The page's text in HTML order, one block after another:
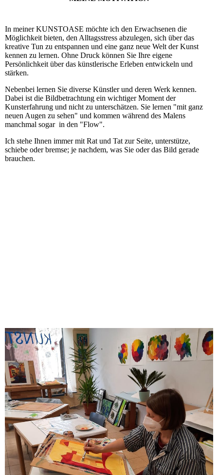
In meiner KUNSTOASE möchte ich den Erwachsenen die
Möglichkeit bieten, den Alltagsstress abzulegen, sich über das
kreative Tun zu entspannen und eine ganz neue Welt der Kunst
kennen zu lernen. Ohne Druck können Sie Ihre eigene
Persönlichkeit über das künstlerische Erleben entwickeln und
stärken.
Nebenbei lernen Sie diverse Künstler und deren Werk kennen.
Dabei ist die Bildbetrachtung ein wichtiger Moment der
Kunsterfahrung und nicht zu unterschätzen. Sie lernen "mit ganz
neuen Augen zu sehen" und kommen während des Malens
manchmal sogar in den "Flow".
Ich stehe Ihnen immer mit Rat und Tat zur Seite, unterstütze,
schiebe oder bremse; je nachdem, was Sie oder das Bild gerade
brauchen.